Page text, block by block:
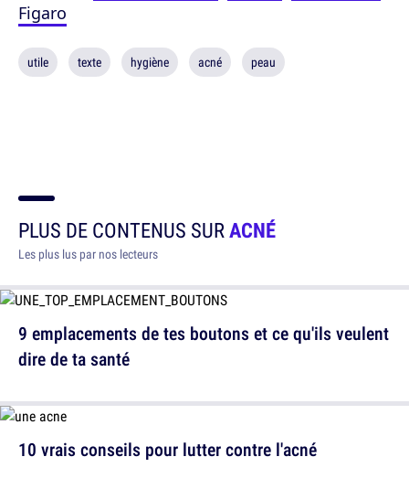
Figaro
utile texte hygiène acné peau
PLUS DE CONTENUS SURACNÉ
Les plus lus par nos lecteurs
9 emplacements de tes boutons et ce qu'ils veulent
dire de ta santé
10 vrais conseils pour lutter contre l'acné